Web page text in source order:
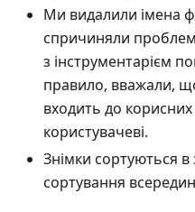
Ми видалили імена
спричиняли
з інструментарієм
правило, вважали,
входить до
користувачеві.
Знімки сортуються
сортування